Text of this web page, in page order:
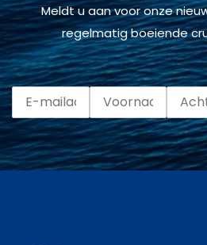
Meldt u aan voor onze
regelmatig boeiende